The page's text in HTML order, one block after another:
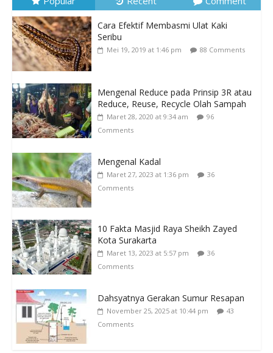
Cara Efektif Membasmi Ulat Kaki
Seribu
Mei 19, 2019 at 1:46 pm 88 Comments
Mengenal Reduce pada Prinsip 3R atau
Reduce, Reuse, Recycle Olah Sampah
Maret 28, 2020 at 9:34 am
96
Comments
Mengenal Kadal
Maret 27, 2023 at 1:36 pm
36
Comments
10 Fakta Masjid Raya Sheikh Zayed
Kota Surakarta
Maret 13, 2023 at 5:57 pm
36
Comments
Dahsyatnya Gerakan Sumur Resapan
November 25, 2025 at 10:44 pm
43
Comments